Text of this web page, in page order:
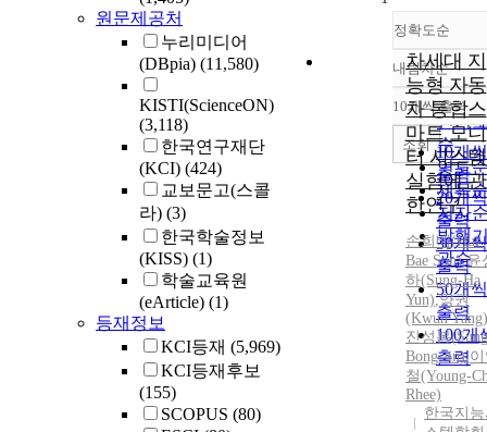
원문제공처
누리미디어
(DBpia) (11,580)
KISTI(ScienceON)
(3,118)
한국연구재단
(KCI) (424)
교보문고(스콜
라) (3)
한국학술정보
(KISS) (1)
학술교육원
(eArticle) (1)
등재정보
KCI등재 (5,969)
KCI등재후보
(155)
SCOPUS (80)
정확도순
정확
순
인기
순
연도
제목
저자
발행
관순
내림차순
내림
10개씩 출력
10개씩
출력
20개씩
출력
30개씩
출력
50개씩
출력
100개
출력
조회
차세대 지
능형 자동
차 통합스
마트 모니
터 시스템
실험에 관
한연구
손희배(Hui-
Bae Son),윤
하(Sung-Ha
Yun),양권
(Kwun Yang)
진성봉
Bong Jin),
철(Young-
Rhee)
한국지